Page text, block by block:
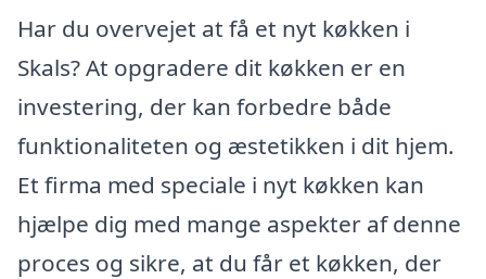
Har du overvejet at få et nyt køkken i
Skals? At opgradere dit køkken er en
investering, der kan forbedre både
funktionaliteten og æstetikken i dit hjem.
Et firma med speciale i nyt køkken kan
hjælpe dig med mange aspekter af denne
proces og sikre, at du får et køkken, der